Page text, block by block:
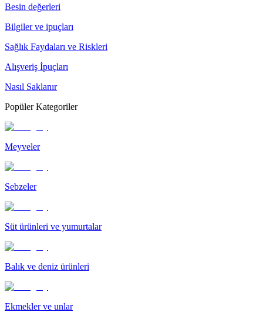
Besin değerleri
Bilgiler ve ipuçları
Sağlık Faydaları ve Riskleri
Alışveriş İpuçları
Nasıl Saklanır
Popüler Kategoriler
Meyveler
Sebzeler
Süt ürünleri ve yumurtalar
Balık ve deniz ürünleri
Ekmekler ve unlar